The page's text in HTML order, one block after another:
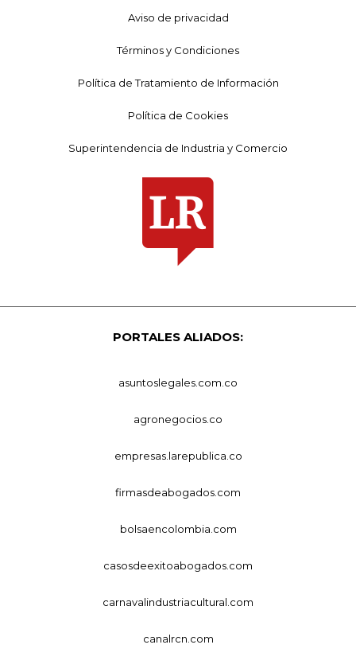
Aviso de privacidad
Términos y Condiciones
Política de Tratamiento de Información
Política de Cookies
Superintendencia de Industria y Comercio
PORTALES ALIADOS:
asuntoslegales.com.co
agronegocios.co
empresas.larepublica.co
firmasdeabogados.com
bolsaencolombia.com
casosdeexitoabogados.com
carnavalindustriacultural.com
canalrcn.com